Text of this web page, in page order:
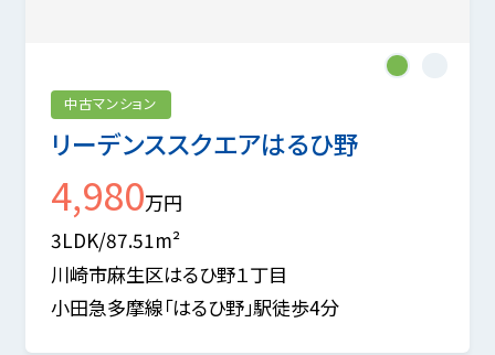
リーデンススクエアはるひ野
中古マンション
4,980万円
3LDK/87.51m²
川崎市麻生区はるひ野１丁目
小田急多摩線「はるひ野」駅徒歩4分